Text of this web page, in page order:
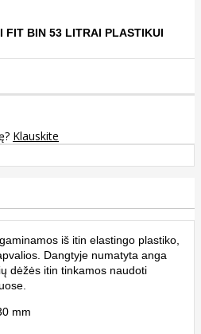
FIT BIN 53 LITRAI PLASTIKUI
Klauskite
iš itin elastingo plastiko,
Dangtyje numatyta anga
dėžės itin tinkamos naudoti
mm